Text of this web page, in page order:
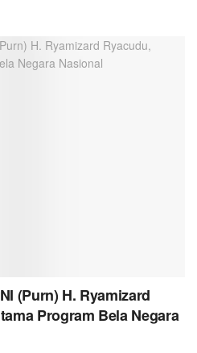
(Purn) H. Ryamizard
Program Bela Negara